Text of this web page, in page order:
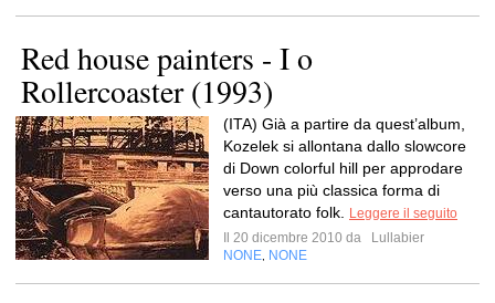
Red house painters - I o
Rollercoaster (1993)
(ITA) Già a partire da quest’album,
Kozelek si allontana dallo slowcore
di Down colorful hill per approdare
verso una più classica forma di
cantautorato folk.
Leggere il seguito
Il 20 dicembre 2010 da
Lullabier
NONE NONE